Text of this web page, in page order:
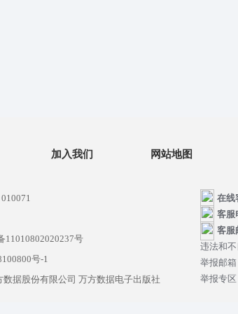
加入我们 网站地图
11010802020237号
号-1
据股份有限公司 万方数据电子出版社
在线
客服
客服
违法和
举报邮箱
举报专区